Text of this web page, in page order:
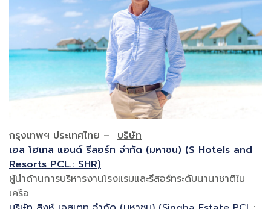
กรุงเทพฯ ประเทศไทย – บริษัท
เอส โฮเทล แอนด์ รีสอร์ท จำกัด (มหาชน) (S Hotels and
Resorts PCL.: SHR)
ผู้นำด้านการบริหารงานโรงแรมและรีสอร์ทระดับนานาชาติใน
เครือ